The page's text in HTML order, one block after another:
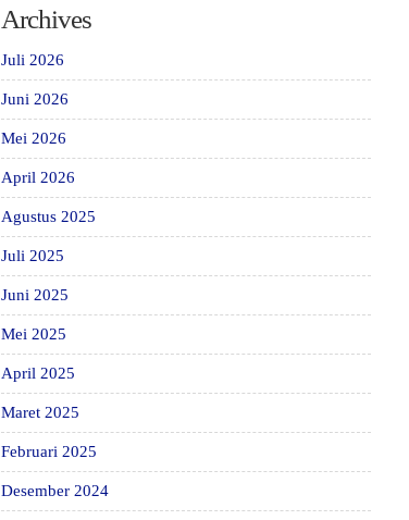
Archives
Juli 2026
Juni 2026
Mei 2026
April 2026
Agustus 2025
Juli 2025
Juni 2025
Mei 2025
April 2025
Maret 2025
Februari 2025
Desember 2024